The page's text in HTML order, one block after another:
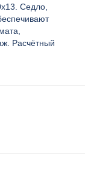
Седло,
Расчётный